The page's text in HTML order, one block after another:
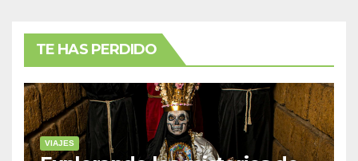
TE HAS PERDIDO
VIAJES